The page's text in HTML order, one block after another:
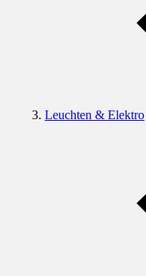
Leuchten & Elektro